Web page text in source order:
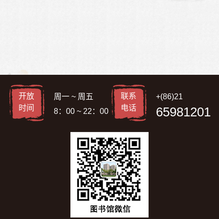
开放
时间
周一 ~ 周五
8：00 ~ 22：00
联系
电话
+(86)21
65981201